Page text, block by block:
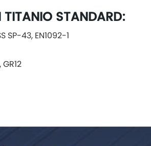
STANDARD:
SP-43, EN1092-1
GR12